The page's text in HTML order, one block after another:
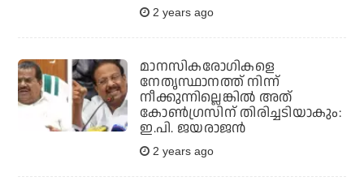
2 years ago
മാനസികരോഗികളെ
നേതൃസ്ഥാനത്ത് നിന്ന്
നീക്കുന്നില്ലെങ്കില്‍ അത്
കോണ്‍ഗ്രസിന് തിരിച്ചടിയാകും:
ഇ.പി. ജയരാജന്‍
2 years ago